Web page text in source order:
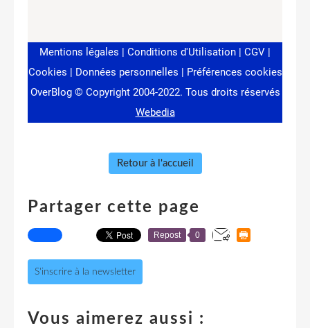
Retour à l'accueil
Partager cette page
Repost 0
S'inscrire à la newsletter
Vous aimerez aussi :